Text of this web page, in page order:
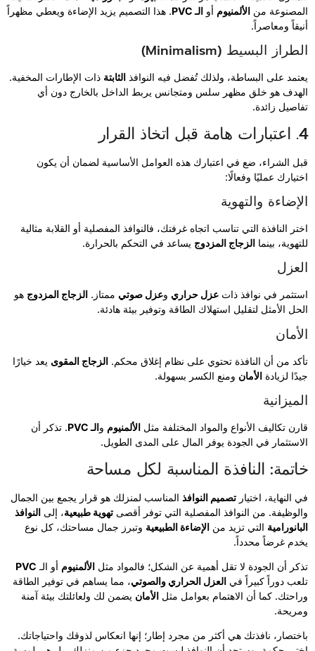
المصنوعة من الألمنيوم أو الـ PVC
. هذا التصميم يزيد الإضاءة ويعطي مظهراً
أنيقاً ومعاصراً.
الطراز البسيط (Minimalism)
يعتمد على البساطة، ولذلك تُفضل فيه النوافذ الثابتة ذات الإطارات المخفية.
الهدف هو خلق مظهر سلس ومتجانس يربط الداخل بالخارج دون أي
تفاصيل زائدة.
4. اعتبارات هامة قبل اتخاذ القرار
قبل الشراء، ضع في اعتبارك هذه العوامل الأساسية لضمان أن يكون
اختيارك عمليًا وفعالًا:
الإضاءة والتهوية
اختر النافذة التي تناسب اتجاه غرفتك، فالنوافذ المفصلية أو القلابة مثالية
للتهوية، بينما الزجاج المزدوج يساعد في التحكم بالحرارة.
العزل
استثمر في نوافذ ذات عزل حراري وعزل صوتي ممتاز. الزجاج المزدوج هو
الحل الأمثل لتقليل استهلاك الطاقة وتوفير بيئة هادئة.
الأمان
تأكد من أن النافذة تحتوي على نظام إغلاق محكم. الزجاج المقوى يعد خيارًا
جيدًا لزيادة الأمان ومنع الكسر بسهولة.
الميزانية
قارن تكاليف الأنواع والمواد المختلفة مثل الألمنيوم والـ PVC
. تذكر أن
الاستثمار في الجودة يوفر المال على المدى الطويل.
خاتمة: النافذة المناسبة لكل مساحة
في النهاية، اختيار تصميم النوافذ المناسب لمنزلك هو قرار يجمع بين الجمال
والوظيفة. من النوافذ المفصلية التي توفر أقصى تهوية طبيعية، إلى النوافذ
البانورامية التي تزيد من الإضاءة الطبيعية وتبرز جمال مساحتك، كل نوع
يخدم غرضاً محدداً.
تذكر أن الجودة لا تقل أهمية عن الشكل؛ فالمواد مثل الألمنيوم أو الـ PVC
تلعب دوراً كبيراً في العزل الحراري والصوتي، مما يساهم في توفير الطاقة
وراحتك. كما أن الاهتمام بعوامل مثل الأمان يضمن لك ولعائلتك بيئة آمنة
ومريحة.
باختصار، نافذتك هي أكثر من مجرد إطار؛ إنها انعكاس لذوقك واحتياجاتك.